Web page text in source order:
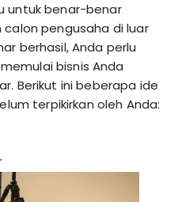
untuk benar-benar
pengusaha di luar
berhasil, Anda perlu
bisnis Anda
Berikut ini beberapa ide
terpikirkan oleh Anda: